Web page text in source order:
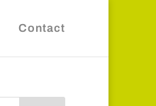
Contact